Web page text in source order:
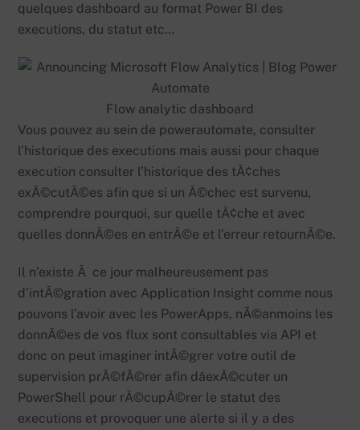
quelques dashboard au format Power BI des
executions, du statut etc…
Flow analytic dashboard
Vous pouvez au sein de powerautomate, consulter
l’historique des executions mais aussi pour chaque
execution consulter l’historique des tÃ¢ches
exÃ©cutÃ©es afin que si un Ã©chec est survenu,
comprendre pourquoi, sur quelle tÃ¢che et avec
quelles donnÃ©es en entrÃ©e et l’erreur retournÃ©e.
Il n’existe Ã ce jour malheureusement pas
d’intÃ©gration avec Application Insight comme nous
pouvons l’avoir avec les PowerApps, nÃ©anmoins les
donnÃ©es de vos flux sont consultables via API et
donc on peut imaginer intÃ©grer votre outil de
supervision prÃ©fÃ©rer afin dâexÃ©cuter un
PowerShell pour rÃ©cupÃ©rer le statut des
executions et provoquer une alerte si il y a des